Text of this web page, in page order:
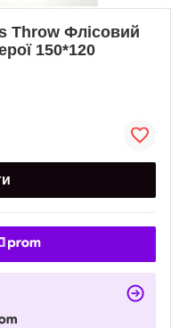
Throw Флісовий
150*120